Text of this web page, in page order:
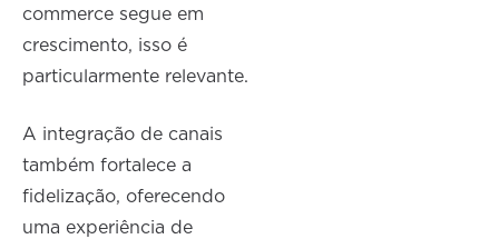
commerce segue em
crescimento, isso é
particularmente relevante.
A integração de canais
também fortalece a
fidelização, oferecendo
uma experiência de